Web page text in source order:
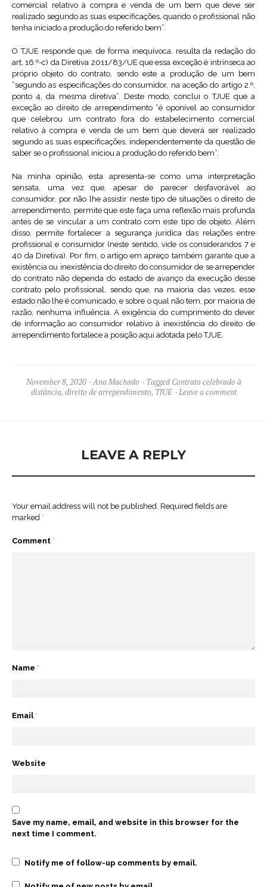
comercial relativo à compra e venda de um bem que deve ser
realizado segundo as suas especificações, quando o profissional não
tenha iniciado a produção do referido bem”.
O TJUE responde que, de forma inequívoca, resulta da redação do
art. 16.º-c) da Diretiva 2011/83/UE que essa exceção é intrínseca ao
próprio objeto do contrato, sendo este a produção de um bem
“segundo as especificações do consumidor, na aceção do artigo 2.º,
ponto 4, da mesma diretiva”. Deste modo, conclui o TJUE que a
exceção ao direito de arrependimento “é oponível ao consumidor
que celebrou um contrato fora do estabelecimento comercial
relativo à compra e venda de um bem que deverá ser realizado
segundo as suas especificações, independentemente da questão de
saber se o profissional iniciou a produção do referido bem”.
Na minha opinião, esta apresenta-se como uma interpretação
sensata, uma vez que, apesar de parecer desfavorável ao
consumidor, por não lhe assistir neste tipo de situações o direito de
arrependimento, permite que este faça uma reflexão mais profunda
antes de se vincular a um contrato com este tipo de objeto. Além
disso, permite fortalecer a segurança jurídica das relações entre
profissional e consumidor (neste sentido, vide os considerandos 7 e
40 da Diretiva). Por fim, o artigo em apreço também garante que a
existência ou inexistência do direito do consumidor de se arrepender
do contrato não dependa do estado de avanço da execução desse
contrato pelo profissional, sendo que, na maioria das vezes, esse
estado não lhe é comunicado, e sobre o qual não tem, por maioria de
razão, nenhuma influência. A exigência do cumprimento do dever
de informação ao consumidor relativo à inexistência do direito de
arrependimento fortalece a posição aqui adotada pelo TJUE.
November 8, 2020 Ana Machado Tagged Contrato celebrado à
distância, direito de arrependimento, TJUE Leave a comment
LEAVE A REPLY
Your email address will not be published. Required fields are
marked *
Comment *
Name *
Email *
Website
Save my name, email, and website in this browser for the
next time I comment.
Notify me of follow-up comments by email.